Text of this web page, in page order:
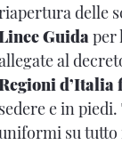
delle
Guidaper
al
d’Italia
sedere e in
su